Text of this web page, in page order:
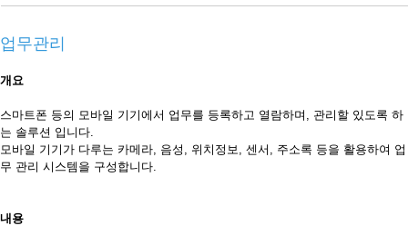
업무관리
개요
스마트폰 등의 모바일 기기에서 업무를 등록하고 열람하며, 관리할 있도록 하
는 솔루션 입니다.
모바일 기기가 다루는 카메라, 음성, 위치정보, 센서, 주소록 등을 활용하여 업
무 관리 시스템을 구성합니다.
내용